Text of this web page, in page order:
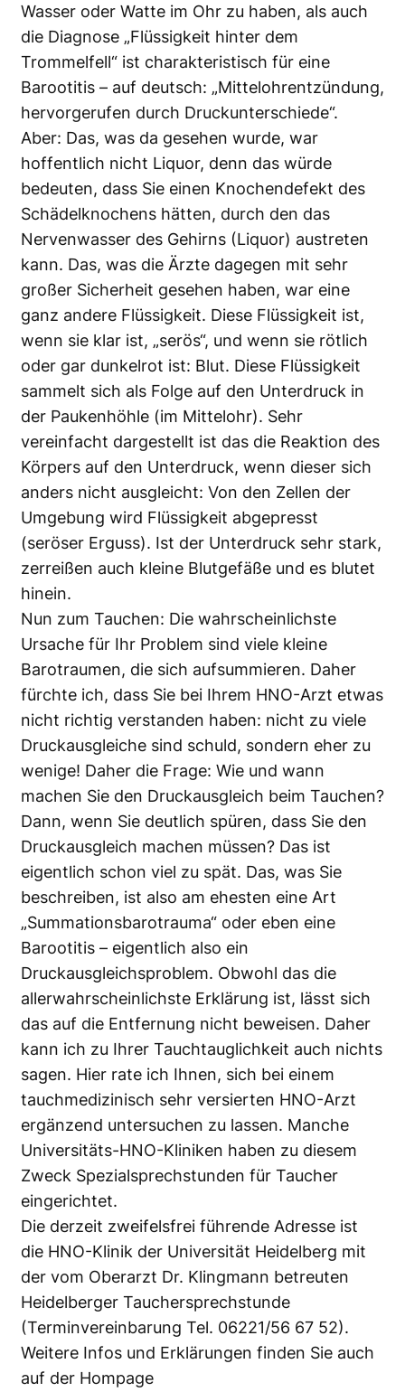
Wasser oder Watte im Ohr zu haben, als auch
die Diagnose „Flüssigkeit hinter dem
Trommelfell“ ist charakteristisch für eine
Barootitis – auf deutsch: „Mittelohrentzündung,
hervorgerufen durch Druckunterschiede“.
Aber: Das, was da gesehen wurde, war
hoffentlich nicht Liquor, denn das würde
bedeuten, dass Sie einen Knochendefekt des
Schädelknochens hätten, durch den das
Nervenwasser des Gehirns (Liquor) austreten
kann. Das, was die Ärzte dagegen mit sehr
großer Sicherheit gesehen ha­ben, war eine
ganz andere Flüssigkeit. Diese Flüssigkeit ist,
wenn sie klar ist, „serös“, und wenn sie rötlich
oder gar dunkelrot ist: Blut. Diese Flüssigkeit
sammelt sich als Folge auf den Unterdruck in
der Paukenhöhle (im Mittelohr). Sehr
vereinfacht dargestellt ist das die Reaktion des
Körpers auf den Unterdruck, wenn dieser sich
anders nicht ausgleicht: Von den Zellen der
Umgebung wird Flüssigkeit abgepresst
(seröser Erguss). Ist der Unterdruck sehr stark,
zerreißen auch kleine Blutgefäße und es blutet
hinein.
Nun zum Tauchen: Die wahrscheinlichste
Ursache für Ihr Problem sind viele kleine
Barotraumen, die sich aufsummieren. Daher
fürchte ich, dass Sie bei Ihrem HNO-Arzt etwas
nicht richtig verstanden haben: nicht zu viele
Druckausgleiche sind schuld, sondern eher zu
wenige! Daher die Frage: Wie und wann
machen Sie den Druckausgleich beim Tauchen?
Dann, wenn Sie deutlich spüren, dass Sie den
Druckausgleich machen müssen? Das ist
eigentlich schon viel zu spät. Das, was Sie
beschreiben, ist also am ehesten eine Art
„Summationsbarotrauma“ oder eben eine
Barootitis – eigentlich also ein
Druckausgleichsproblem. Obwohl das die
allerwahrscheinlichste Erklärung ist, lässt sich
das auf die Entfernung nicht beweisen. Daher
kann ich zu Ihrer Tauchtauglichkeit auch nichts
sagen. Hier rate ich Ihnen, sich bei einem
tauchmedizinisch sehr versierten HNO-Arzt
ergänzend untersuchen zu lassen. Manche
Universitäts-HNO-Kliniken haben zu diesem
Zweck Spezialsprechstunden für Taucher
eingerichtet.
Die derzeit zweifelsfrei führende Adresse ist
die HNO-Klinik der Universität Heidelberg mit
der vom Oberarzt Dr. Klingmann betreuten
Heidelberger Tauchersprechstunde
(Terminvereinbarung Tel. 06221/56 67 52).
Weitere Infos und Erklärungen finden Sie auch
auf der Hompage